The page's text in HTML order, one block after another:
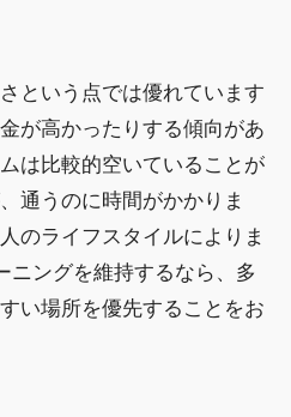
という点では優れています
が高かったりする傾向があ
は比較的空いていることが
通うのに時間がかかりま
のライフスタイルによりま
ニングを維持するなら、多
い場所を優先することをお